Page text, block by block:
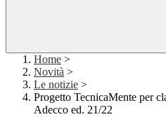
Home >
Novità >
Le notizie >
Progetto TecnicaMente per
Adecco ed. 21/22